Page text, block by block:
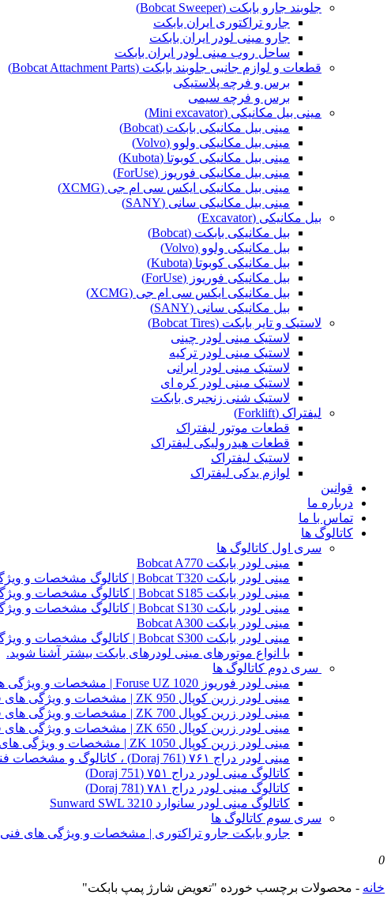
جلوبند جارو بابکت (Bobcat Sweeper)
جارو تراکتوری ایران بابکت
جارو مینی لودر ایران بابکت
ساحل روب مینی لودر ایران بابکت
قطعات و لوازم جانبی جلوبند بابکت (Bobcat Attachment Parts)
برس و فرچه پلاستیکی
برس و فرچه سیمی
مینی بیل مکانیکی (Mini excavator)
مینی بیل مکانیکی بابکت (Bobcat)
مینی بیل مکانیکی ولوو (Volvo)
مینی بیل مکانیکی کوبوتا (Kubota)
مینی بیل مکانیکی فوریوز (ForUse)
مینی بیل مکانیکی ایکس سی ام جی (XCMG)
مینی بیل مکانیکی سانی (SANY)
بیل مکانیکی (Excavator)
بیل مکانیکی بابکت (Bobcat)
بیل مکانیکی ولوو (Volvo)
بیل مکانیکی کوبوتا (Kubota)
بیل مکانیکی فوریوز (ForUse)
بیل مکانیکی ایکس سی ام جی (XCMG)
بیل مکانیکی سانی (SANY)
لاستیک و تایر بابکت (Bobcat Tires)
لاستیک مینی لودر چینی
لاستیک مینی لودر ترکیه
لاستیک مینی لودر ایرانی
لاستیک مینی لودر کره ای
لاستیک شنی زنجیری بابکت
لیفتراک (Forklift)
قطعات موتور لیفتراک
قطعات هیدرولیکی لیفتراک
لاستیک لیفتراک
لوازم یدکی لیفتراک
قوانین
درباره ما
تماس با ما
کاتالوگ ها
سری اول کاتالوگ ها
مینی لودر بابکت Bobcat A770
مینی لودر بابکت Bobcat T320 | کاتالوگ مشخصات و ویژگی های فنی
مینی لودر بابکت Bobcat S185 | کاتالوگ مشخصات و ویژگی های فنی
مینی لودر بابکت Bobcat S130 | کاتالوگ مشخصات و ویژگی های فنی
مینی لودر بابکت Bobcat A300
مینی لودر بابکت Bobcat S300 | کاتالوگ مشخصات و ویژگی های فنی
با انواع موتورهای مینی لودرهای بابکت بیشتر آشنا شوید.
سری دوم کاتالوگ ها
مینی لودر فوریوز Foruse UZ 1020 | مشخصات و ویژگی های فنی
مینی لودر زرین کوپال ZK 950 | مشخصات و ویژگی های فنی zk950
مینی لودر زرین کوپال ZK 700 | مشخصات و ویژگی های فنی zk700
مینی لودر زرین کوپال ZK 650 | مشخصات و ویژگی های فنی zk650
مینی لودر زرین کوپال ZK 1050 | مشخصات و ویژگی های فنی zk1050
مینی لودر دراج ۷۶۱ (Doraj 761) ، کاتالوگ و مشخصات فنی بابکت دوراج
کاتالوگ مینی لودر دراج ۷۵۱ (Doraj 751)
کاتالوگ مینی لودر دراج ۷۸۱ (Doraj 781)
کاتالوگ مینی لودر سانوارد Sunward SWL 3210
سری سوم کاتالوگ ها
جارو بابکت جارو تراکتوری | مشخصات و ویژگی های فنی
0
خانه - محصولات برچسب خورده "تعویض شارژ پمپ بابکت"